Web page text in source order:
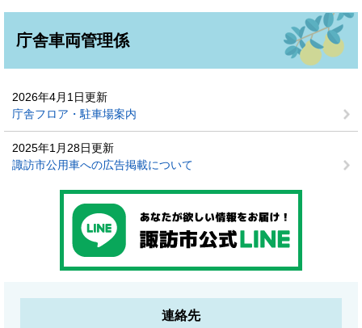
庁舎車両管理係
2026年4月1日更新
庁舎フロア・駐車場案内
2025年1月28日更新
諏訪市公用車への広告掲載について
連絡先